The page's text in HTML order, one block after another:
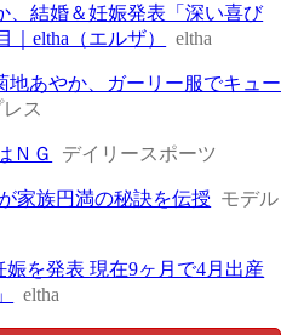
、結婚＆妊娠発表「深い喜び
eltha（エルザ）
eltha
地あやか、ガーリー服でキュー
ス
ＮＧ デイリースポーツ
家族円満の秘訣を伝授 モデル
を発表 現在9ヶ月で4月出産
eltha